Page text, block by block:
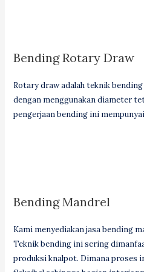
Bending Rotary Draw
Rotary draw adalah teknik
dengan menggunakan diameter
pengerjaan bending ini
Bending Mandrel
Kami menyediakan jasa bending
Teknik bending ini sering
produksi knalpot. Dimana proses